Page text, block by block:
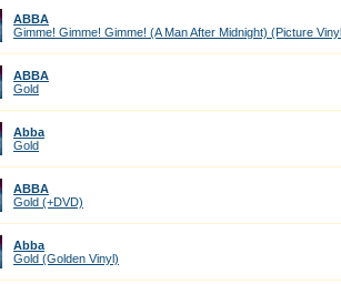
ABBA
Gimme! Gimme! Gimme! (A Man After Midnight) (Picture
ABBA
Gold
Abba
Gold
ABBA
Gold (+DVD)
Abba
Gold (Golden Vinyl)